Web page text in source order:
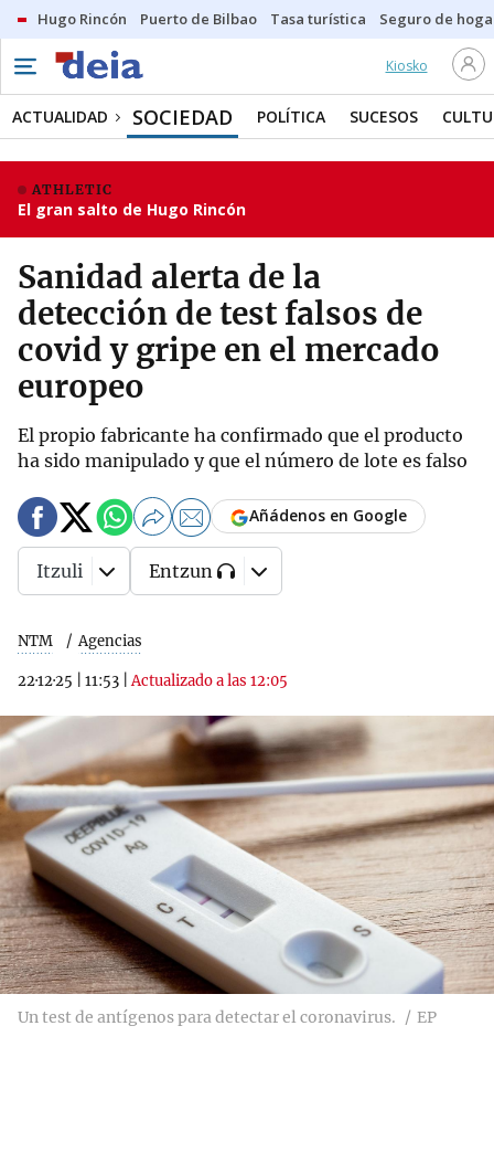
Hugo Rincón Puerto de Bilbao Tasa turística Seguro de
Kiosko
ACTUALIDAD SOCIEDAD POLÍTICA SUCESOS
ATHLETIC
El gran salto de Hugo Rincón
Sanidad alerta de la
detección de test falsos de
covid y gripe en el mercado
europeo
El propio fabricante ha confirmado que el producto
ha sido manipulado y que el número de lote es falso
NTM Agencias
22·12·25 11:53 |Actualizado a las 12:05
Añádenos en Google
Itzuli Entzun
Un test de antígenos para detectar el coronavirus. EP